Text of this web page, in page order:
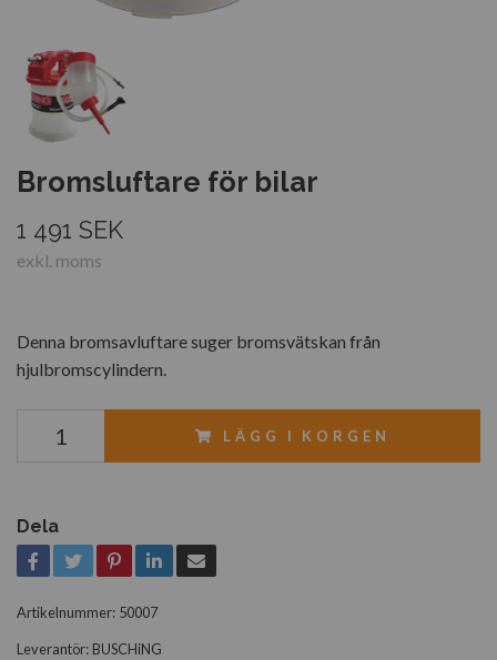
Bromsluftare för bilar
1 491 SEK
exkl. moms
Denna bromsavluftare suger bromsvätskan från
hjulbromscylindern.
LÄGG I KORGEN
Dela
Artikelnummer: 50007
Leverantör: BUSCHiNG